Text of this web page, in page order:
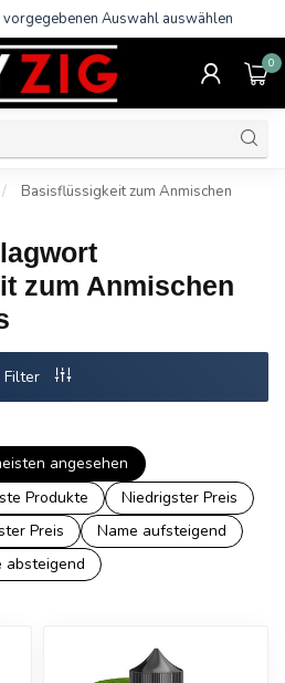
vorgegebenen Auswahl auswählen
0
/
Basisflüssigkeit zum Anmischen
zum Anmischen
Filter
angesehen
Produkte
Niedrigster Preis
Preis
Name aufsteigend
absteigend